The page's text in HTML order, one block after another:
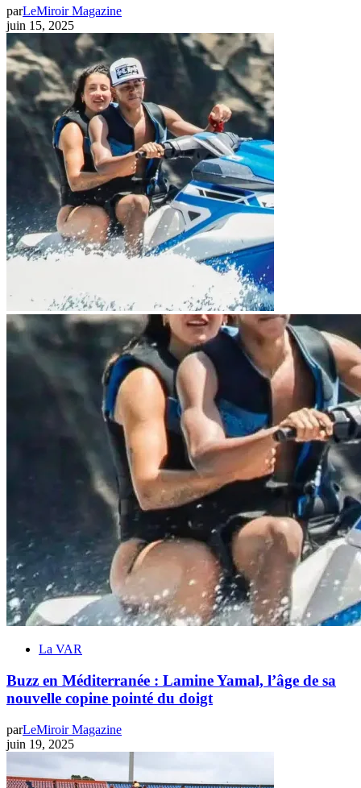
parLeMiroir Magazine
juin 15, 2025
La VAR
Buzz en Méditerranée : Lamine Yamal, l’âge de sa
nouvelle copine pointé du doigt
parLeMiroir Magazine
juin 19, 2025